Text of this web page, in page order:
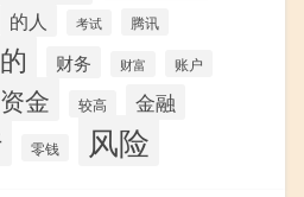
的人 考试 腾讯
财务 财富 账户
资金 较高 金融
零钱 风险